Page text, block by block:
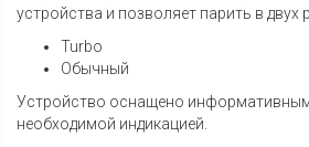
устройства и позволяет парить в двух
Turbo
Обычный
Устройство оснащено
необходимой индикацией.